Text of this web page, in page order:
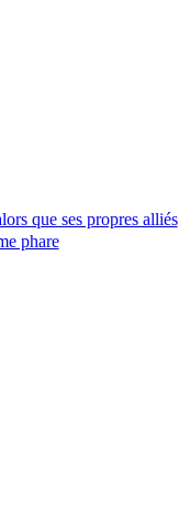
que ses propres alliés
phare